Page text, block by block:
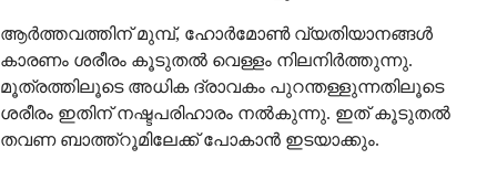
ആർത്തവത്തിന് മുമ്പ്, ഹോർമോൺ വ്യതിയാനങ്ങൾ
കാരണം ശരീരം കൂടുതൽ വെള്ളം നിലനിർത്തുന്നു.
മൂത്രത്തിലൂടെ അധിക ദ്രാവകം പുറന്തള്ളുന്നതിലൂടെ
ശരീരം ഇതിന് നഷ്ടപരിഹാരം നൽകുന്നു. ഇത് കൂടുതൽ
തവണ ബാത്ത്റൂമിലേക്ക് പോകാൻ ഇടയാക്കും.